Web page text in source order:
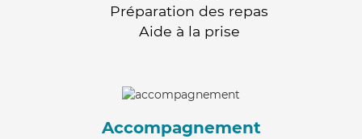
Préparation des repas
Aide à la prise
Accompagnement